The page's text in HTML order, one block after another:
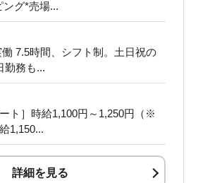
グ*売場...
7.5時間、シフト制。土日祝の
勤務も...
ト］時給1,100円～1,250円（※
1,150...
詳細を見る